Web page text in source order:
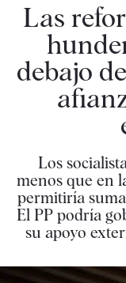
Las
debajo
Los
menos que en
permitiría
El PP podría
su apoyo